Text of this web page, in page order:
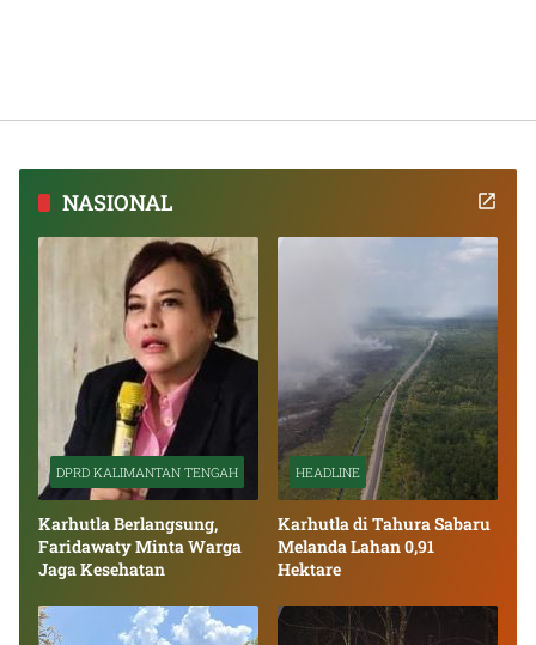
NASIONAL
DPRD KALIMANTAN TENGAH
Karhutla Berlangsung,
Faridawaty Minta Warga
Jaga Kesehatan
HEADLINE
Karhutla di Tahura Sabaru
Melanda Lahan 0,91
Hektare